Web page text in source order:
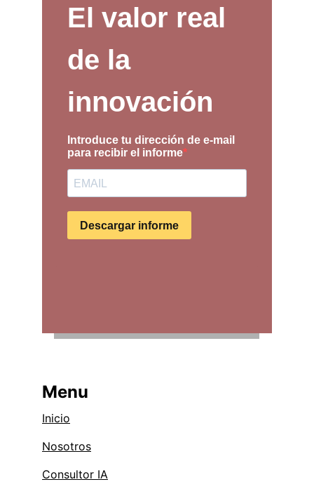
Menu
Inicio
Nosotros
Consultor IA